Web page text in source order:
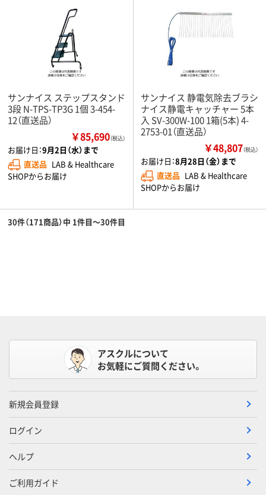
サンナイス ステップスタンド
3段 N-TPS-TP3G 1個 3-454-
12（直送品）
￥85,690（税込）
お届け日：9月2日（水）まで
直送品 LAB & Healthcare
SHOPからお届け
サンナイス 静電気除去ブラシ
ナイス静電キャッチャー 5本
入 SV-300W-100 1箱(5本) 4-
2753-01（直送品）
￥48,807（税込）
お届け日：8月28日（金）まで
直送品 LAB & Healthcare
SHOPからお届け
30件（171商品）中 1件目～30件目
アスクルについて
お気軽にご質問ください。
新規会員登録
ログイン
ヘルプ
ご利用ガイド